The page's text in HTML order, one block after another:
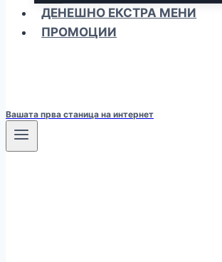
ДЕНЕШНО ЕКСТРА МЕНИ
ПРОМОЦИИ
Вашата прва станица на интернет